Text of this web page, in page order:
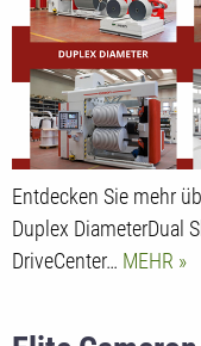
Entdecken Sie mehr
Duplex DiameterDual
DriveCenter… MEHR